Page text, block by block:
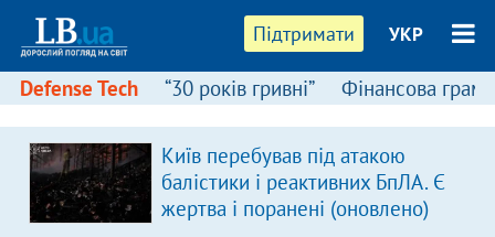
Підтримати УКР
Defense Tech “30 років гривні” Фінансова
Київ перебував під атакою
балістики і реактивних БпЛА. Є
жертва і поранені (оновлено)